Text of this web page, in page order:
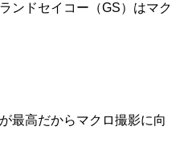
ンドセイコー（GS）はマク
最高だからマクロ撮影に向